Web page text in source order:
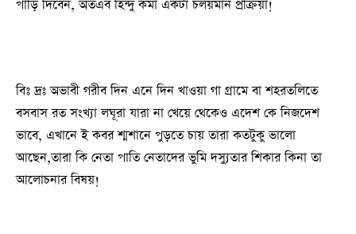
পাড়ি দিবেন, অতএব হিন্দু কমা একটা চলয়মান প্রক্রিয়া!
বিঃ দ্রঃ অভাবী গরীব দিন এনে দিন খাওয়া গা গ্রামে বা শহরতলিতে
বসবাস রত সংখ্যা লঘূরা যারা না খেয়ে থেকেও এদেশ কে নিজদেশ
ভাবে, এখানে ই কবর শ্মশানে পুড়তে চায় তারা কতটুকু ভালো
আছেন,তারা কি নেতা পাতি নেতাদের ভুমি দস্যুতার শিকার কিনা তা
আলোচনার বিষয়!